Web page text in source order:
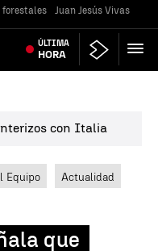
forestales Juan Jesús Vivas
ÚLTIMA
HORA
con Italia
Equipo Actualidad
que